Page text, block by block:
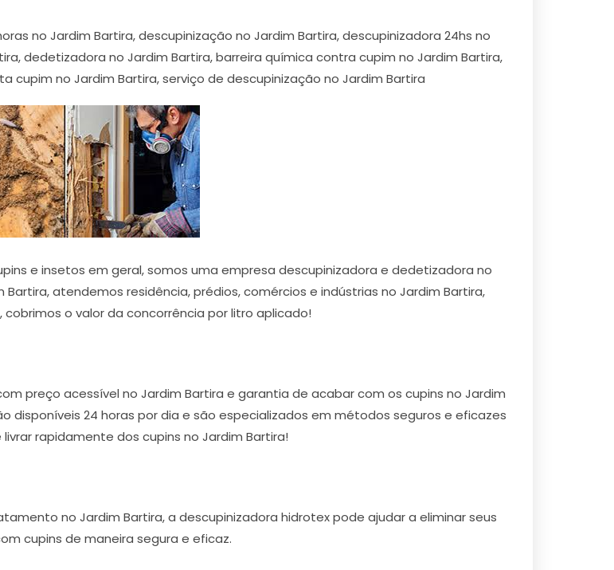
no Jardim Bartira, descupinização no Jardim Bartira, descupinizadora 24hs no
dedetizadora no Jardim Bartira, barreira química contra cupim no Jardim Bartira,
cupim no Jardim Bartira, serviço de descupinização no Jardim Bartira
e insetos em geral, somos uma empresa descupinizadora e dedetizadora no
atendemos residência, prédios, comércios e indústrias no Jardim Bartira,
o valor da concorrência por litro aplicado!
preço acessível no Jardim Bartira e garantia de acabar com os cupins no Jardim
disponíveis 24 horas por dia e são especializados em métodos seguros e eficazes
rapidamente dos cupins no Jardim Bartira!
no Jardim Bartira, a descupinizadora hidrotex pode ajudar a eliminar seus
cupins de maneira segura e eficaz.